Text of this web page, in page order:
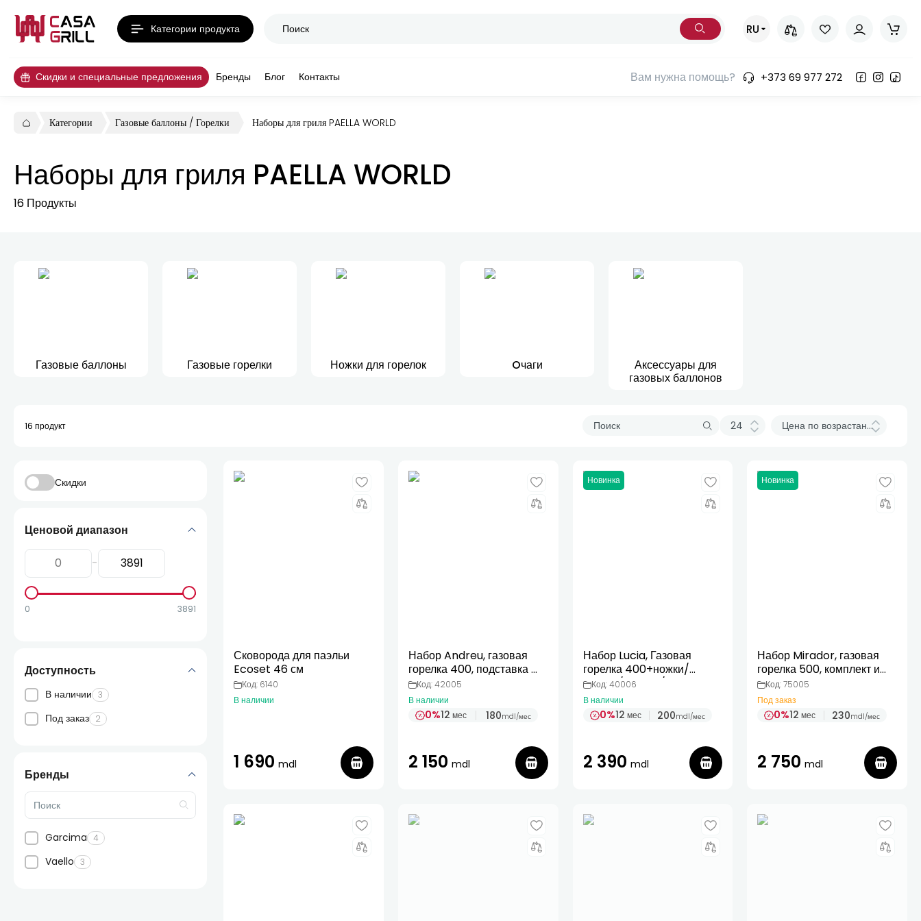
Категории продукта RU
Скидки и специальные предложения Бренды Блог Контакты Вам нужна помощь? +373 69 977 272
Категории Газовые баллоны / Горелки Наборы для гриля PAELLA WORLD
Наборы для гриля PAELLA WORLD
16 Продукты
Газовые баллоны Газовые горелки Ножки для горелок Oчаги
Аксессуары для
газовых баллонов
16 продукт
Скидки
Ценовой диапазон
-
0 3891
Доступность
В наличии 3
Под заказ 2
Бренды
Garcima 4
Vaello 3
Сковорода для паэльи
Ecoset 46 см
Код: 6140
В наличии
1 690 mdl
Набор Andreu, газовая
горелка 400, подставка с
поддоном и колесами,
сковорода 46 см
Код: 42005
В наличии
0%12 мес 180mdl/мес
2 150 mdl
Новинка
Набор Lucia, Газовая
горелка 400+ножки/
колеса/поднос/тарелка
46 см
Код: 40006
В наличии
0%12 мес 200mdl/мес
2 390 mdl
Новинка
Набор Mirador, газовая
горелка 500, комплект из
3 усиленных ножек,
сковорода 60 см
Код: 75005
Под заказ
0%12 мес 230mdl/мес
2 750 mdl